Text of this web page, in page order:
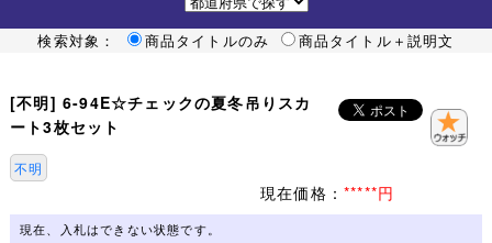
検索対象： 商品タイトルのみ 商品タイトル＋説明文
[不明] 6-94E☆チェックの夏冬吊りスカ
ート3枚セット
不明
現在価格： *****円
現在、入札はできない状態です。